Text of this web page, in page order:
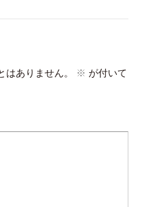
はありません。 ※ が付いて